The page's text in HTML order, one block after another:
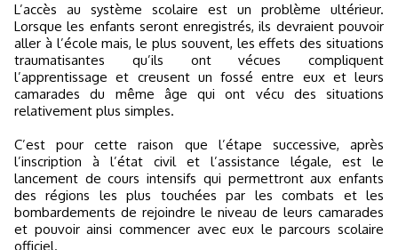
L’accès au système scolaire est un problème ultérieur.
Lorsque les enfants seront enregistrés, ils devraient pouvoir
aller à l’école mais, le plus souvent, les effets des situations
traumatisantes qu’ils ont vécues compliquent
l’apprentissage et creusent un fossé entre eux et leurs
camarades du même âge qui ont vécu des situations
relativement plus simples.
C’est pour cette raison que l’étape successive, après
l’inscription à l’état civil et l’assistance légale, est le
lancement de cours intensifs qui permettront aux enfants
des régions les plus touchées par les combats et les
bombardements de rejoindre le niveau de leurs camarades
et pouvoir ainsi commencer avec eux le parcours scolaire
officiel.